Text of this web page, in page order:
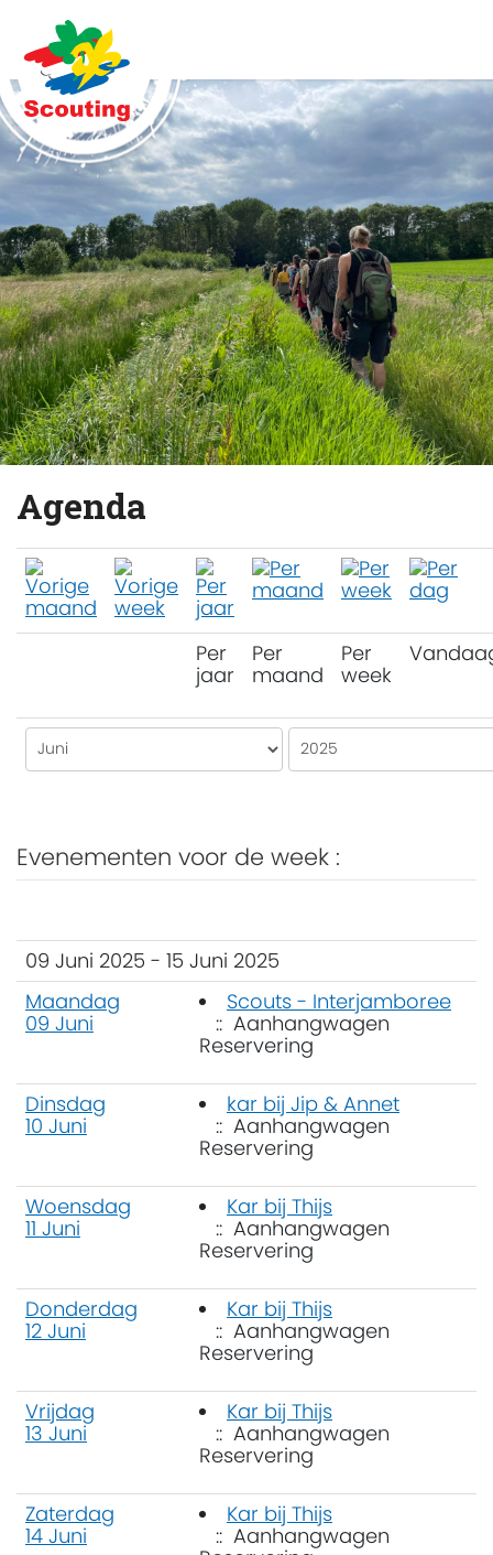
Agenda
Per
jaar
Per
maand
Per
week
Evenementen voor de week :
09 Juni 2025 - 15 Juni 2025
Maandag
09 Juni
Scouts - Interjamboree
:: Aanhangwagen
Reservering
Dinsdag
10 Juni
kar bij Jip & Annet
:: Aanhangwagen
Reservering
Woensdag
11 Juni
Kar bij Thijs
:: Aanhangwagen
Reservering
Donderdag
12 Juni
Kar bij Thijs
:: Aanhangwagen
Reservering
Vrijdag
13 Juni
Kar bij Thijs
:: Aanhangwagen
Reservering
Zaterdag
14 Juni
Kar bij Thijs
:: Aanhangwagen